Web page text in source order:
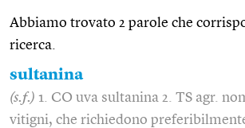
Abbiamo trovato 2 parole che
ricerca.
sultanina
(s.f.) 1. CO uva sultanina 2. TS agr.
vitigni, che richiedono